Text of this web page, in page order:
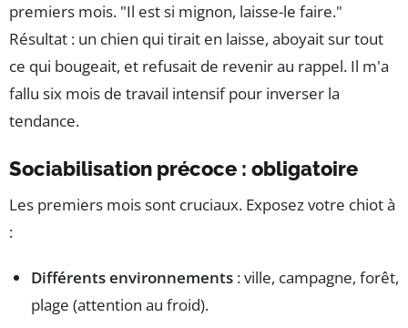
premiers mois. "Il est si mignon, laisse-le faire."
Résultat : un chien qui tirait en laisse, aboyait sur tout
ce qui bougeait, et refusait de revenir au rappel. Il m'a
fallu six mois de travail intensif pour inverser la
tendance.
Sociabilisation précoce : obligatoire
Les premiers mois sont cruciaux. Exposez votre chiot à
:
Différents environnements : ville, campagne, forêt,
plage (attention au froid).